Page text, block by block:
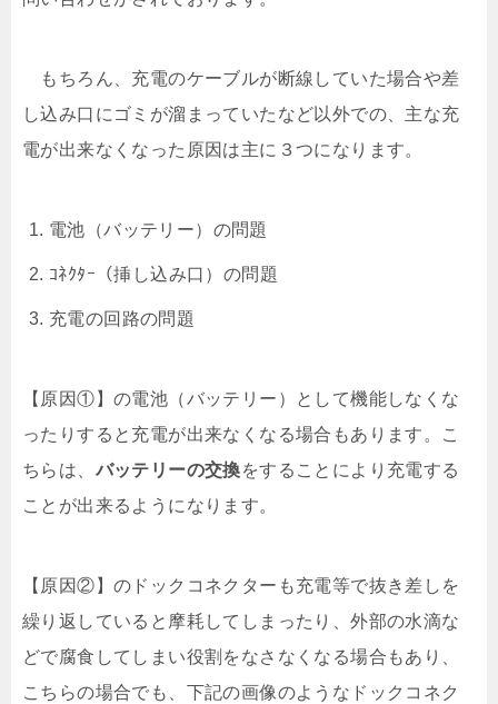
もちろん、充電のケーブルが断線していた場合や差
し込み口にゴミが溜まっていたなど以外での、主な充
電が出来なくなった原因は主に３つになります。
電池（バッテリー）の問題
ｺﾈｸﾀｰ（挿し込み口）の問題
充電の回路の問題
【原因①】の電池（バッテリー）として機能しなくな
ったりすると充電が出来なくなる場合もあります。こ
ちらは、 バッテリーの交換をすることにより充電する
ことが出来るようになります。
【原因②】のドックコネクターも充電等で抜き差しを
繰り返していると摩耗してしまったり、外部の水滴な
どで腐食してしまい役割をなさなくなる場合もあり、
こちらの場合でも、下記の画像のようなドックコネク